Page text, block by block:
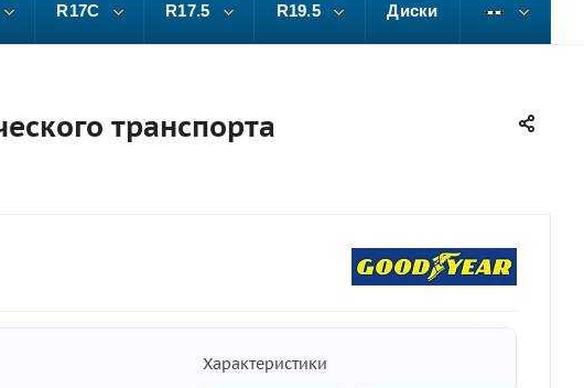
R17C R17.5 R19.5 Диски
транспорта
Характеристики